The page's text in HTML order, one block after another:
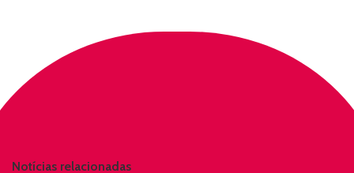
Notícias relacionadas